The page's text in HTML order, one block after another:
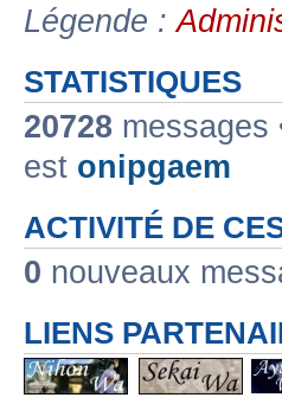
Légende :
STATISTIQUES
20728 messages
est onipgaem
ACTIVITÉ DE
0 nouveaux
LIENS